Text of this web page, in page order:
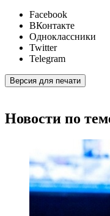
Facebook
ВКонтакте
Одноклассники
Twitter
Telegram
Версия для печати
Новости по